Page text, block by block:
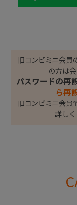
旧コンビミニ会員
の方は
パスワードの再
ら再
旧コンビミニ会員
詳しく